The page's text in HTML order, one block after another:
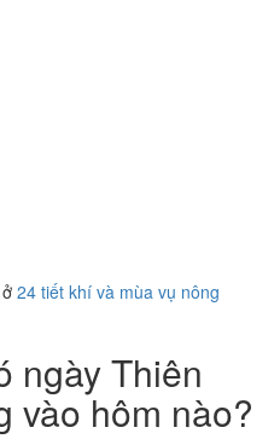
24 tiết khí và mùa vụ nông
ngày Thiên
vào hôm nào?